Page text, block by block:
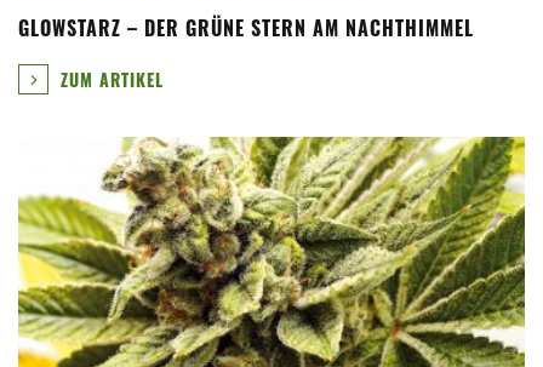
GLOWSTARZ – DER GRÜNE STERN AM NACHTHIMMEL
ZUM ARTIKEL